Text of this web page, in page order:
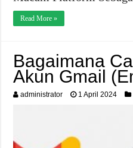
Read More »
Bagaimana
Akun Gmail
administrator 1 April 2024